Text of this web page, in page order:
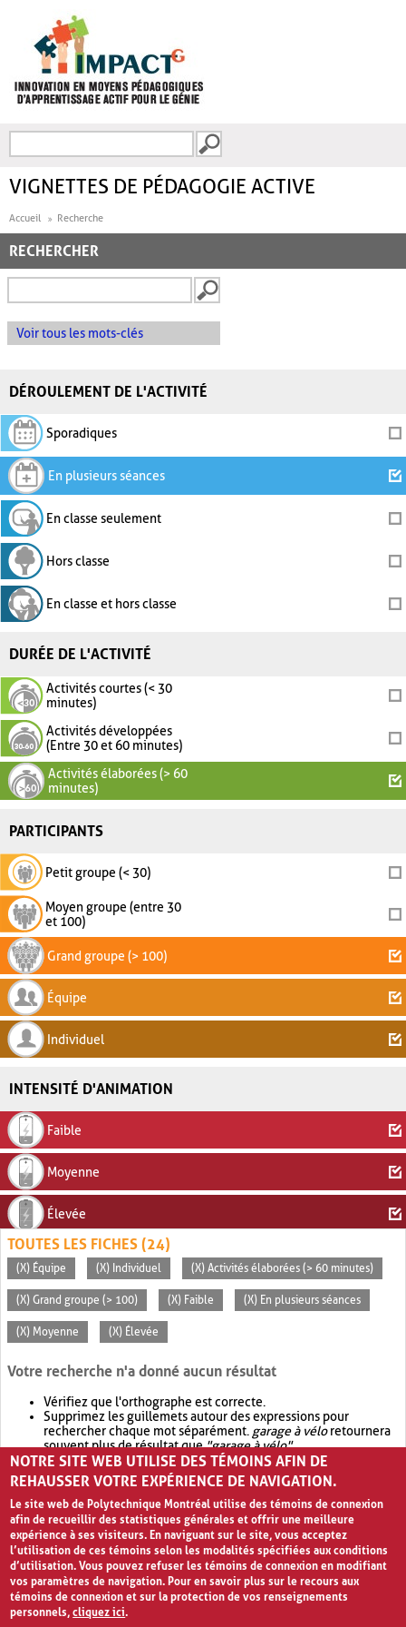
FORMULAIRE DE
VIGNETTES DE PÉDAGOGIE ACTIVE
Accueil Recherche
RECHERCHER
Voir tous les mots-clés
DÉROULEMENT DE L'ACTIVITÉ
Sporadiques
En plusieurs séances
En classe seulement
Hors classe
En classe et hors classe
DURÉE DE L'ACTIVITÉ
Activités courtes (< 30
minutes)
Activités développées
(Entre 30 et 60 minutes)
Activités élaborées (> 60
minutes)
PARTICIPANTS
Petit groupe (< 30)
Moyen groupe (entre 30
et 100)
Grand groupe (> 100)
Équipe
Individuel
INTENSITÉ D'ANIMATION
Faible
Moyenne
Élevée
TOUTES LES FICHES (24)
(X) Équipe (X) Individuel (X) Activités élaborées (> 60 minutes)
(X) Grand groupe (> 100) (X) Faible (X) En plusieurs séances
(X) Moyenne (X) Élevée
Votre recherche n'a donné aucun résultat
Vérifiez que l'orthographe est correcte.
Supprimez les guillemets autour des expressions pour
rechercher chaque mot séparément. garage à véloretournera
souvent plus de résultat que"garage à vélo".
Envisagez d'élargir votre recherche avec OR.garage OR vélo
retournera souvent plus de résultat quegarage à vélo
NOTRE SITE WEB UTILISE DES TÉMOINS AFIN DE
REHAUSSER VOTRE EXPÉRIENCE DE NAVIGATION.
Le site web de Polytechnique Montréal utilise des témoins de connexion
afin de recueillir des statistiques générales et offrir une meilleure
expérience à ses visiteurs. En naviguant sur le site, vous acceptez
l’utilisation de ces témoins selon les modalités spécifiées aux conditions
d’utilisation. Vous pouvez refuser les témoins de connexion en modifiant
vos paramètres de navigation. Pour en savoir plus sur le recours aux
témoins de connexion et sur la protection de vos renseignements
personnels,cliquez ici.